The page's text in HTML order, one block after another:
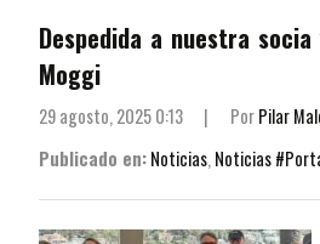
Despedida a nuestra
Moggi
29 agosto, 2025 0:13 | PorPilar
Publicado en:Noticias, Noticias